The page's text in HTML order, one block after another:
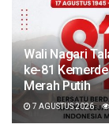
Wali Nagari
ke-81
Merah Putih
7 AGUSTUS 2026